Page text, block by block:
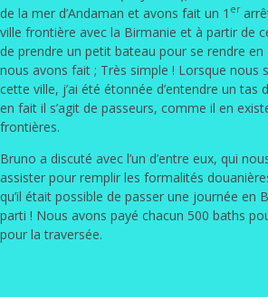
de la mer d’Andaman et avons fait un 1 er
ville frontière avec la Birmanie et à partir de
de prendre un petit bateau pour se rendre en
nous avons fait ; Très simple ! Lorsque nous
cette ville, j’ai été étonnée d’entendre un tas
en fait il s’agit de passeurs, comme il en
frontières.
Bruno a discuté avec l’un d’entre eux, qui
assister pour remplir les formalités
qu’il était possible de passer une journée en
parti ! Nous avons payé chacun 500 baths
pour la traversée.